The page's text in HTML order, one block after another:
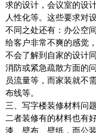
求的设计，会议室的设
人性化等。这些要求对
不同之处还有：办公空
给客户非常不爽的感觉
不会了解到自家的设计
消防或紧急疏散方面的
员流量等，而家装就不
布线等。
三、写字楼装修材料问题
二者装修有的材料也有
漆、壁布、壁纸，而公